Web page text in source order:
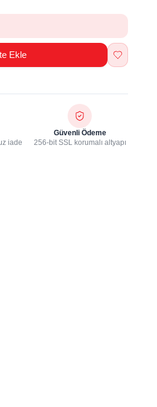
Ekle
iade
Güvenli Ödeme
256-bit SSL korumalı altyapı